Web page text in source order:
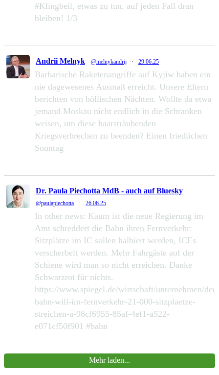
#Klingbeil, etwas zu tun, auf jeden Fall dran
bleiben! 1/3
Andrii Melnyk @melnykandrij · 29.06.25
Barbarische Raketenangriffe auf Kyjiw haben ein
nie dagewesenes Ausmaß erreicht. Unsere Eltern
berichten von höllischen Nächten. Wollte da etwa
jemand Moskau nicht endlich in die Schranken
weisen, um diese haarsträubenden
Kriegsverbrechen zu beenden? Einen friedlichen
Sonntag
Dr. Paula Piechotta MdB - auch auf Bluesky
@paulapiechotta · 26.06.25
In other news: Kaum ist die neue Regierung im
Amt schreddert die Bahn ihren Fernverkehr:
Sitzplätze im IC sollen halbiert werden, ICEs
verscherbelt werden. Mehr Fahrgäste auf der
Schiene wird man so nicht erreichen. Danke
Schwarzrot für nichts.
https://www.spiegel.de/wirtschaft/unternehmen/
bahn-will-im-fernverkehr-21-000-sitzplaetze-
streichen-a-98cf6955-85af-4ef1-a522-
e071cf50f901 #bahn
Mehr laden...